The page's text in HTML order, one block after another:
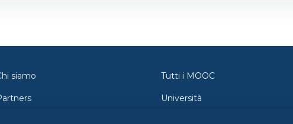
siamo Tutti i MOOC
Università